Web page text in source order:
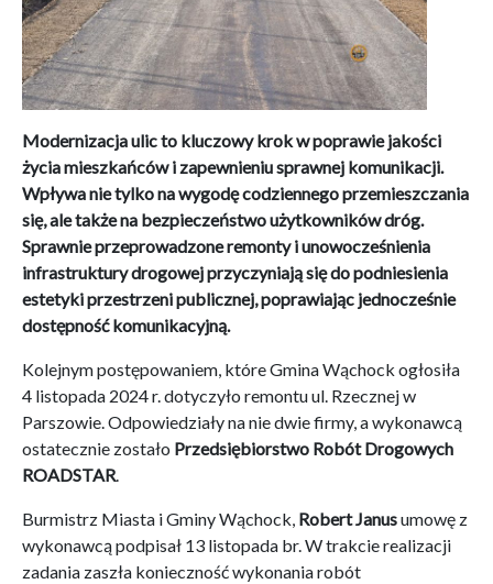
Modernizacja ulic to kluczowy krok w poprawie jakości
życia mieszkańców i zapewnieniu sprawnej komunikacji.
Wpływa nie tylko na wygodę codziennego przemieszczania
się, ale także na bezpieczeństwo użytkowników dróg.
Sprawnie przeprowadzone remonty i unowocześnienia
infrastruktury drogowej przyczyniają się do podniesienia
estetyki przestrzeni publicznej, poprawiając jednocześnie
dostępność komunikacyjną.
Kolejnym postępowaniem, które Gmina Wąchock ogłosiła
4 listopada 2024 r. dotyczyło remontu ul. Rzecznej w
Parszowie. Odpowiedziały na nie dwie firmy, a wykonawcą
ostatecznie zostało Przedsiębiorstwo Robót Drogowych
ROADSTAR.
Burmistrz Miasta i Gminy Wąchock, Robert Janusumowę z
wykonawcą podpisał 13 listopada br. W trakcie realizacji
zadania zaszła konieczność wykonania robót